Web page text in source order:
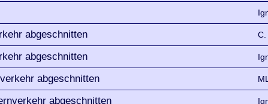
abgeschnitten C.
abgeschnitten
abgeschnitten
abgeschnitten